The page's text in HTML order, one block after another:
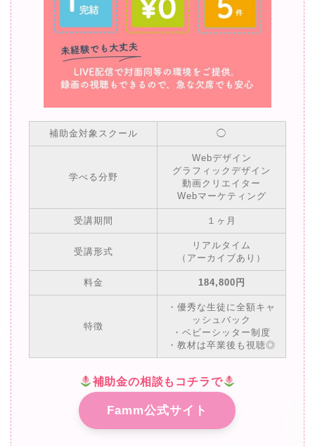
補助金対象スクール ◯
学べる分野
Webデザイン
グラフィックデザイン
動画クリエイター
Webマーケティング
受講期間 １ヶ月
受講形式
リアルタイム
（アーカイブあり）
料金 184,800円
特徴
・優秀な生徒に全額キャ
ッシュバック
・ベビーシッター制度
・教材は卒業後も視聴◎
補助金の相談もコチラで
Famm公式サイト